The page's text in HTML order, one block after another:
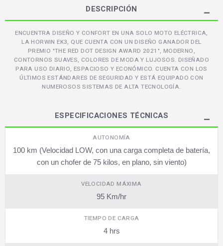
DESCRIPCIÓN
ENCUENTRA DISEÑO Y CONFORT EN UNA SOLO MOTO ELÉCTRICA,
LA HORWIN EK3, QUE CUENTA CON UN DISEÑO GANADOR DEL
PREMIO "THE RED DOT DESIGN AWARD 2021", MODERNO,
CONTORNOS SUAVES, COLORES DE MODA Y LUJOSOS. DISEÑADO
PARA USO DIARIO, ESPACIOSO Y ECONÓMICO. CUENTA CON LOS
ÚLTIMOS ESTÁNDARES DE SEGURIDAD Y ESTÁ EQUIPADO CON
NUMEROSOS SISTEMAS DE ALTA TECNOLOGÍA.
ESPECIFICACIONES TÉCNICAS
AUTONOMÍA
100 km (Velocidad LOW, con una carga completa de batería,
con un chofer de 75 kilos, en plano, sin viento)
VELOCIDAD MÁXIMA
95 Km/hr
TIEMPO DE CARGA
4 hrs